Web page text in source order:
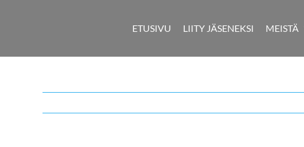
ETUSIVU LIITY JÄSENEKSI MEISTÄ